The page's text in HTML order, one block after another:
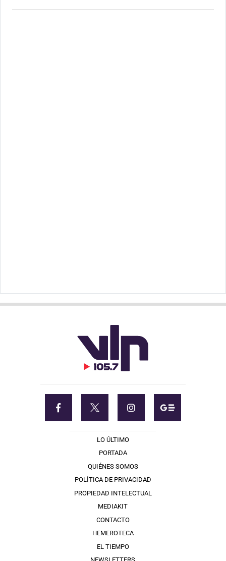
LO ÚLTIMO
PORTADA
QUIÉNES SOMOS
POLÍTICA DE PRIVACIDAD
PROPIEDAD INTELECTUAL
MEDIAKIT
CONTACTO
HEMEROTECA
EL TIEMPO